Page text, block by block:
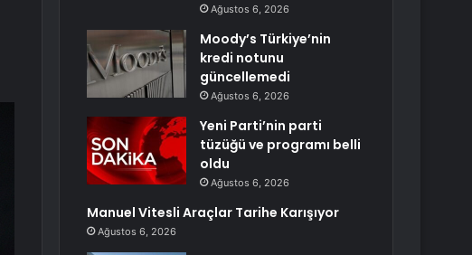
Ağustos 6, 2026
Moody’s Türkiye’nin
kredi notunu
güncellemedi
Ağustos 6, 2026
Yeni Parti’nin parti
tüzüğü ve programı belli
oldu
Ağustos 6, 2026
Manuel Vitesli Araçlar Tarihe Karışıyor
Ağustos 6, 2026